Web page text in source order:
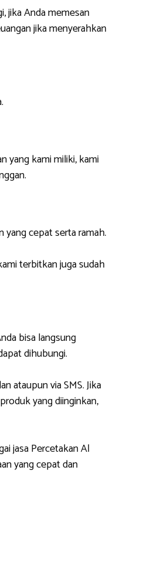
jika Anda memesan
jika menyerahkan
yang kami miliki, kami
cepat serta ramah.
terbitkan juga sudah
bisa langsung
dihubungi.
ataupun via SMS. Jika
yang diinginkan,
jasa Percetakan Al
yang cepat dan